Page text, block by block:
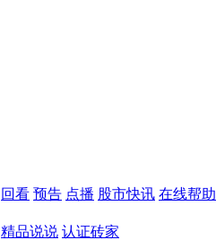
回看 预告 点播 股市快讯 在线帮助
精品说说 认证砖家